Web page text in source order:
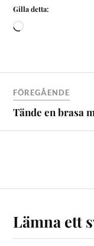
Gilla detta:
FÖREGÅENDE
Tände en brasa
Lämna ett